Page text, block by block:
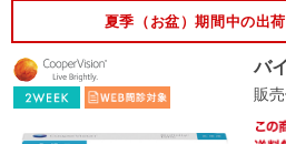
夏季（お盆）期間中の出
バ
販